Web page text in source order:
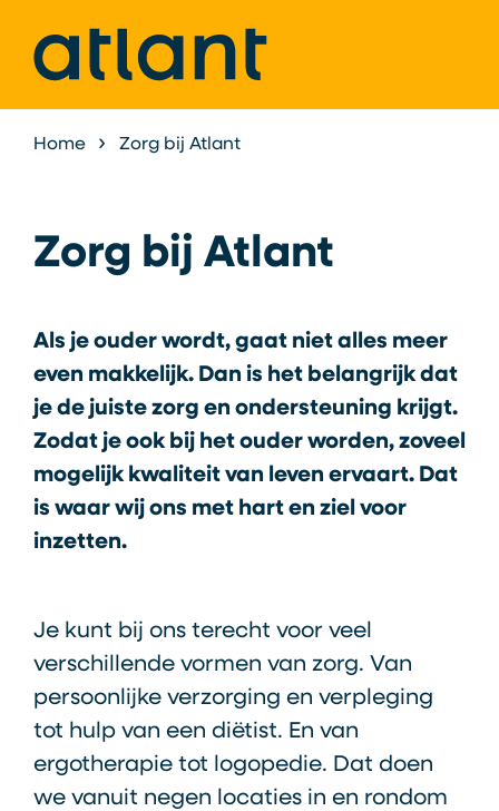
Home Zorg bij Atlant
Zorg bij Atlant
Als je ouder wordt, gaat niet alles meer
even makkelijk. Dan is het belangrijk dat
je de juiste zorg en ondersteuning krijgt.
Zodat je ook bij het ouder worden, zoveel
mogelijk kwaliteit van leven ervaart. Dat
is waar wij ons met hart en ziel voor
inzetten.
Je kunt bij ons terecht voor veel
verschillende vormen van zorg. Van
persoonlijke verzorging en verpleging
tot hulp van een diëtist. En van
ergotherapie tot logopedie. Dat doen
we vanuit negen locaties in en rondom